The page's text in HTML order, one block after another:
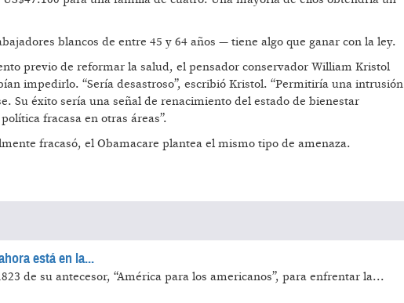
blancos de entre 45 y 64 años — tiene algo que ganar con la ley.
previo de reformar la salud, el pensador conservador William Kristol
impedirlo. “Sería desastroso”, escribió Kristol. “Permitiría una intrusión
Su éxito sería una señal de renacimiento del estado de bienestar
fracasa en otras áreas”.
fracasó, el Obamacare plantea el mismo tipo de amenaza.
está en la...
de su antecesor, “América para los americanos”, para enfrentar la...